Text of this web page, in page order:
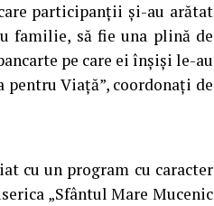
participanții și-au arătat
familie, să fie una plină de
pe care ei înșiși le-au
Viață”, coordonați de
cu un program cu caracter
„Sfântul Mare Mucenic